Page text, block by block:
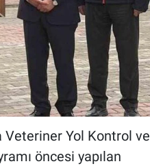
Veteriner Yol Kontrol ve
öncesi yapılan